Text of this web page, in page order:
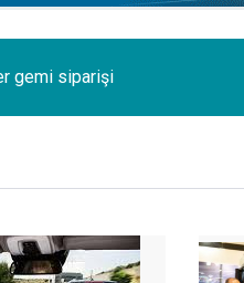
gemi siparişi